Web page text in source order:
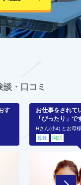
・口コミ
す
お仕事をされて
「ぴったり」で
Hさん(小4) とお母
算数
国語